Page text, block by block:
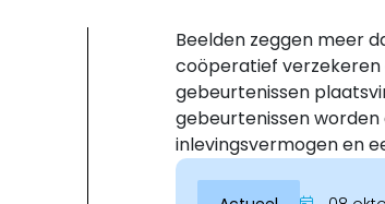
Beelden zeggen meer
coöperatief
gebeurtenissen
gebeurtenissen
inlevingsvermogen en